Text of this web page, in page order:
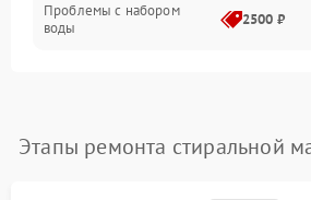
Проблемы с набором
воды
2500 ₽
2200 ₽
Этапы ремонта стиральной